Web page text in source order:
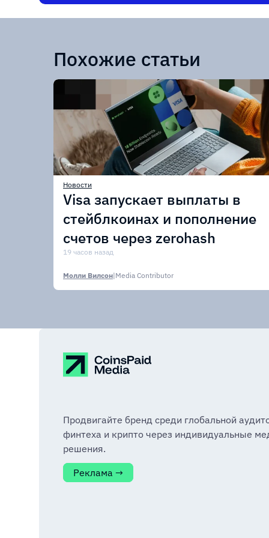
Похожие статьи
Новости
Visa запускает выплаты в
стейблкоинах и пополнение
счетов через zerohash
19 часов назад
Молли Вилсон|Media Contributor
Продвигайте бренд среди глобальной
финтеха и крипто через индивидуальные
решения.
Реклама →